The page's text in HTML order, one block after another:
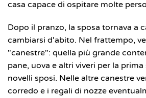
casa capace di ospitare molte
Dopo il pranzo, la sposa tornava a
cambiarsi d'abito. Nel frattempo,
"canestre": quella più grande
pane, uova e altri viveri per la
novelli sposi. Nelle altre canestre
corredo e i regali di nozze